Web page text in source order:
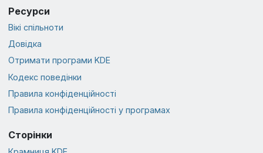
Ресурси
Вікі спільноти
Довідка
Отримати програми KDE
Кодекс поведінки
Правила конфіденційності
Правила конфіденційності у програмах
Сторінки